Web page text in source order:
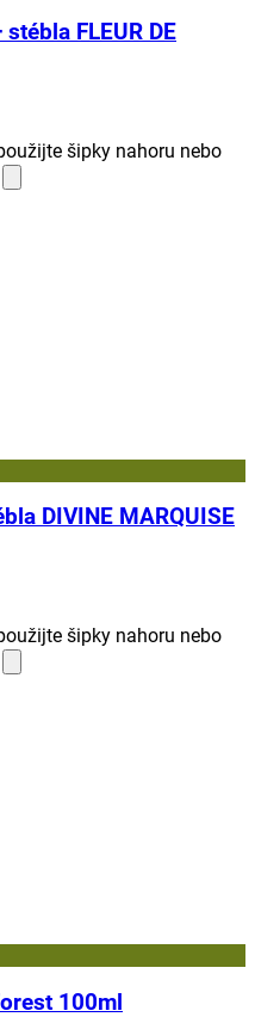
FLEUR DE
šipky nahoru nebo
DIVINE MARQUISE
šipky nahoru nebo
100ml